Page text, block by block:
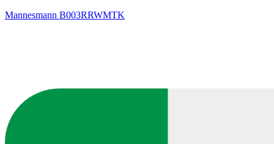
Mannesmann B003RRWMTK